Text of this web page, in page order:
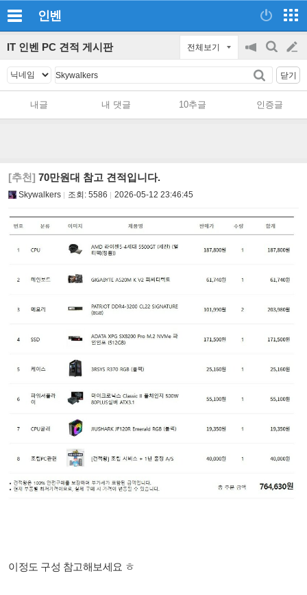
인벤
IT 인벤 PC 견적 게시판 전체보기
공
지
on/off
검
글
쓰
닫기
내글 내 댓글 10추글 인증글
[추천] 70만원대 참고 견적입니다.
Skywalkers 조회: 5586 2026-05-12 23:46:45
이정도 구성 참고해보세요 ㅎ